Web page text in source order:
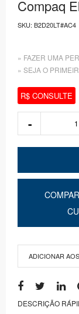
Compaq
SKU: B2D20LT#AC4
» FAZER UMA
» SEJA O
R$ CONSULTE
ADICIONAR
DESCRIÇÃO